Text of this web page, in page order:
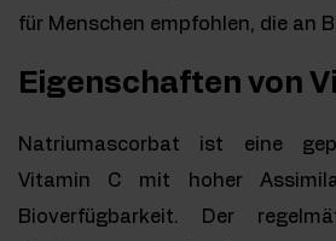
für Menschen empfohlen, die an
Eigenschaften von
Natriumascorbat ist eine
Vitamin C mit hoher
Bioverfügbarkeit. Der